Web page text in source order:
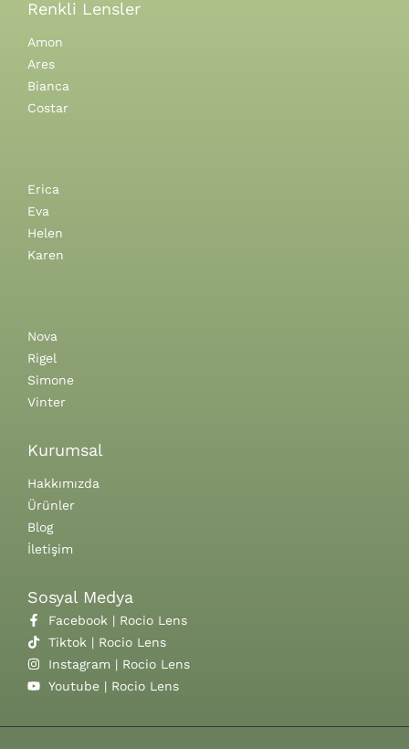
Renkli Lensler
Amon
Ares
Bianca
Costar
Erica
Eva
Helen
Karen
Nova
Rigel
Simone
Vinter
Kurumsal
Hakkımızda
Ürünler
Blog
İletişim
Sosyal Medya
Facebook | Rocio Lens
Tiktok | Rocio Lens
Instagram | Rocio Lens
Youtube | Rocio Lens